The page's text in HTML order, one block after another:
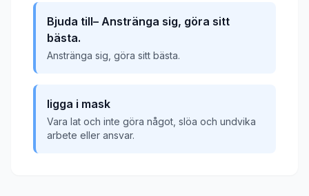
Bjuda till– Anstränga sig, göra sitt
bästa.
Anstränga sig, göra sitt bästa.
ligga i mask
Vara lat och inte göra något, slöa och undvika
arbete eller ansvar.